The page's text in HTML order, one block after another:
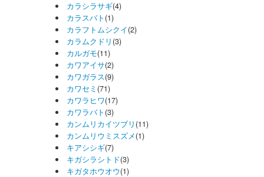
カラシラサギ(4)
カラスバト (1)
カラフトムシクイ(2)
カラムクドリ (3)
カルガモ(11)
カワアイサ(2)
カワガラス(9)
カワセミ (71)
カワラヒワ(17)
カワラバト (3)
カンムリカイツブリ (11)
カンムリウミスズメ(1)
キアシシギ(7)
キガシラシトド(3)
キガタホウオウ(1)